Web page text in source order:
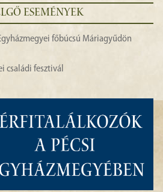
ESEMÉNYEK
főbúcsú Máriagyűdön
családi fesztivál